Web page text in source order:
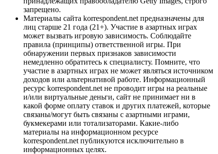
запрещено.
Материалы сайта korrespondent.net предназначены для
лиц старше 21 года (21+). Участие в азартных играх
может вызвать игровую зависимость. Соблюдайте
правила (принципы) ответственной игры. При
обнаружении первых признаков зависимости
немедленно обратитесь к специалисту. Помните, что
участие в азартных играх не может являться источником
доходов или альтернативой работе. Информационный
ресурс korrespondent.net не проводит игры на реальные
и/или виртуальные деньги, сайт не принимает ни в
какой форме оплату ставок и других платежей, которые
связаны/могут быть связаны с азартными играми,
букмекерами или тотализаторами. Какие-либо
материалы на информационном ресурсе
korrespondent.net публикуются исключительно в
информационных целях.